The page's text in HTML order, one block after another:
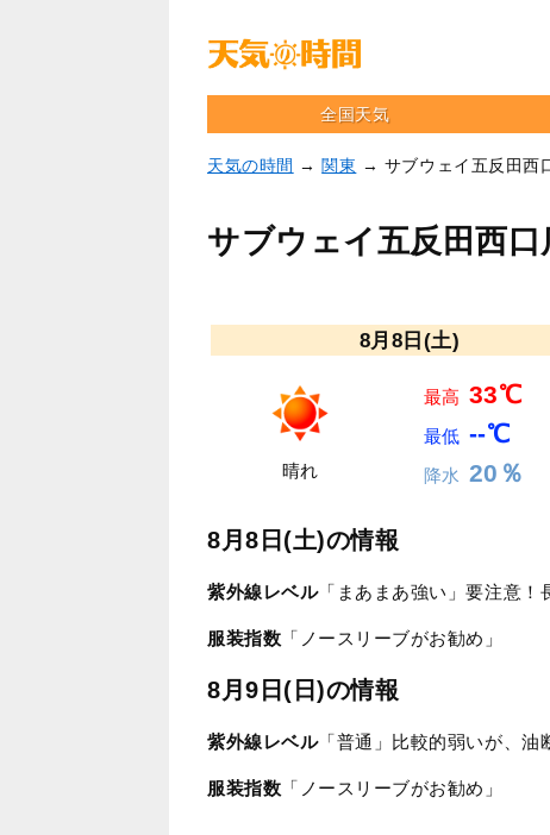
全国天気
天気の時間 → 関東 → サブウェイ五反田西
サブウェイ五反田西口
8月8日(土)
晴れ
最高 33℃
最低 --℃
降水 20％
8月8日(土)の情報
紫外線レベル「まあまあ強い」要注意！
服装指数 「ノースリーブがお勧め」
8月9日(日)の情報
紫外線レベル「普通」比較的弱いが、油
服装指数 「ノースリーブがお勧め」